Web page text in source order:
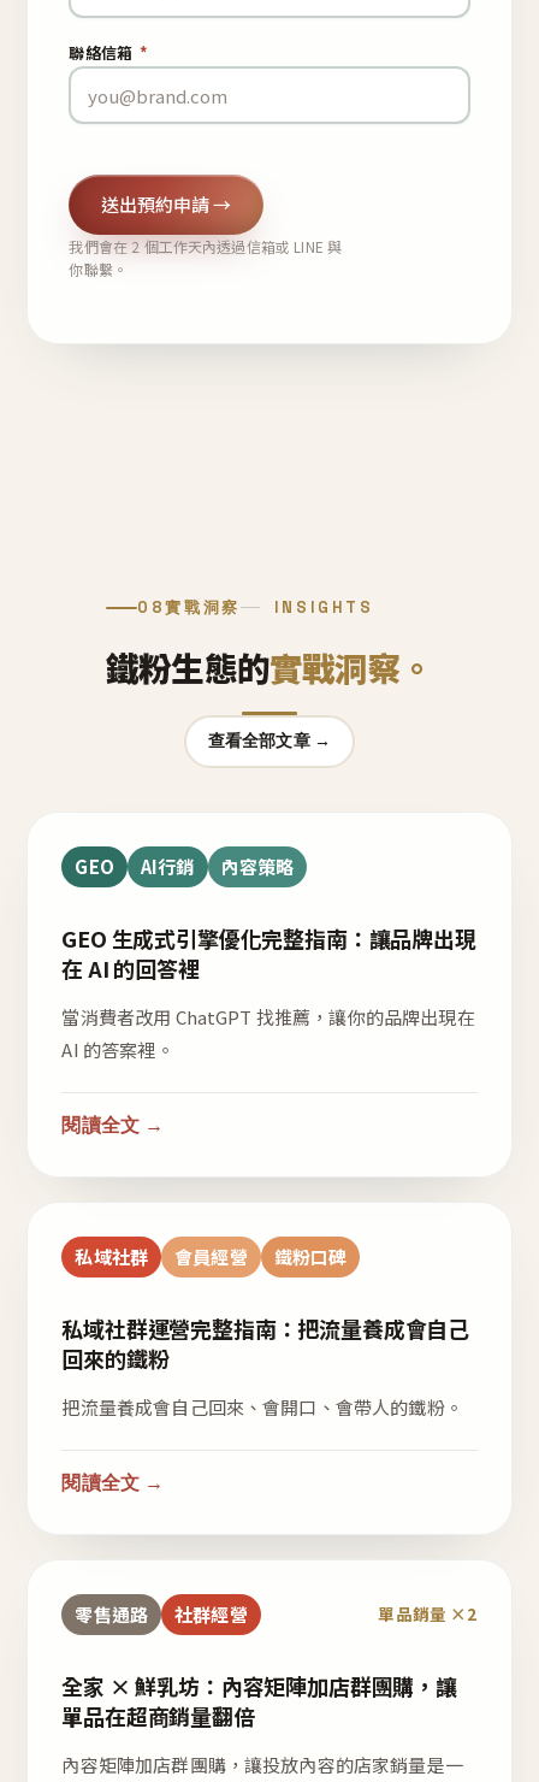
聯絡信箱 *
送出預約申請 →
我們會在 2 個工作天內透過信箱或 LINE 與
你聯繫。
08實戰洞察 INSIGHTS
鐵粉生態的實戰洞察。
查看全部文章 →
GEO AI行銷 內容策略
GEO 生成式引擎優化完整指南：讓品牌出現
在 AI 的回答裡
當消費者改用 ChatGPT 找推薦，讓你的品牌出現在
AI 的答案裡。
閱讀全文 →
私域社群 會員經營 鐵粉口碑
私域社群運營完整指南：把流量養成會自己
回來的鐵粉
把流量養成會自己回來、會開口、會帶人的鐵粉。
閱讀全文 →
零售通路 社群經營 單品銷量 ×2
全家 × 鮮乳坊：內容矩陣加店群團購，讓
單品在超商銷量翻倍
內容矩陣加店群團購，讓投放內容的店家銷量是一